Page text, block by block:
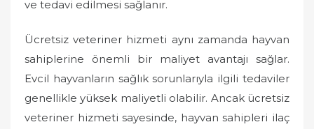
ve tedavi edilmesi sağlanır.
Ücretsiz veteriner hizmeti aynı zamanda hayvan
sahiplerine önemli bir maliyet avantajı sağlar.
Evcil hayvanların sağlık sorunlarıyla ilgili tedaviler
genellikle yüksek maliyetli olabilir. Ancak ücretsiz
veteriner hizmeti sayesinde, hayvan sahipleri ilaç